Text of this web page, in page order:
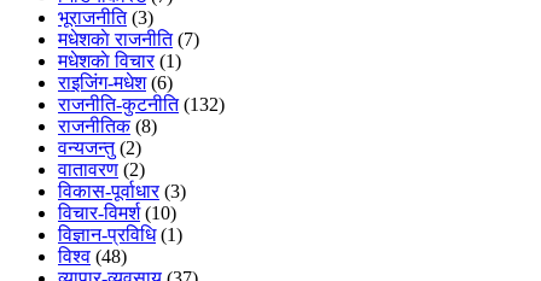
भूराजनीति(3)
मधेशकाे राजनीति(7)
मधेशकाे विचार(1)
राइजिंग-मधेश(6)
राजनीति-कुटनीति(132)
राजनीतिक(8)
वन्यजन्तु(2)
वातावरण (2)
विकास-पूर्वाधार(3)
विचार-विमर्श(10)
विज्ञान-प्रविधि(1)
विश्व (48)